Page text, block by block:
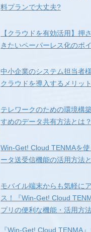
料プランで大丈夫?
【クラウドを有効活用】押
きたいペーパーレス化のポ
中小企業のシステム担当者
クラウドを導入するメリット
テレワークのための環境構
すめのデータ共有方法とは？
Win-Get! Cloud TENMAを
ータ送受信機能の活用方法
モバイル端末からも気軽に
ス！『Win-Get! Cloud
プリの便利な機能・活用方法
『Win-Get! Cloud TENMA